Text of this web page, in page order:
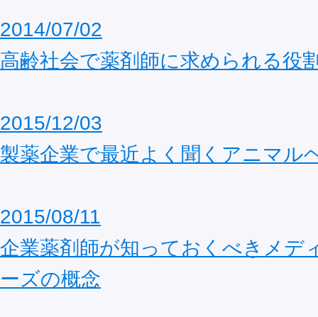
2014/07/02
高齢社会で薬剤師に求められる役
2015/12/03
製薬企業で最近よく聞くアニマル
2015/08/11
企業薬剤師が知っておくべきメデ
ーズの概念